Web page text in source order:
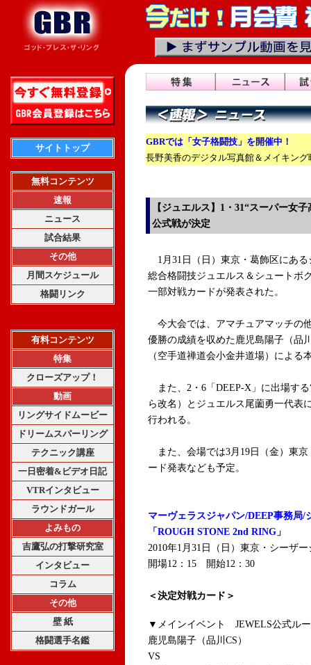
サイトトップ
無料コンテンツ
速報
ニュース
試合結果
その他
月間スケジュール
格闘リンク
有料コンテンツ
特集
クローズアップ！
動画
リングサイドムービー
ドリームスパーリング
テクニック講座
一日密着&ビデオ日記
VTRインタビュー
ラウンドガール
よみもの
吉鷹弘の打撃研究室
インタビュー
コラム
その他
壁 紙
格闘選手名鑑
GBRでは「女子格闘技」を開催中！
長野美香のデジタル写真館＆メイキン
【ジュエルス】1・31“スーパー女
公式戦が決定
1月31日（日）東京・葛飾区にあ
総合格闘技ジュエルス＆シュートボ
一部対戦カードが発表された。
今大会では、アマチュアマッチの
優勝の成績を収めた鹿児島陽子（品
（空手道禅道会小金井道場）による
また、2・6「DEEP-X」に出場する
ら改名）とジュエルス尾薗勇一代表
行われる。
また、会場では3月19日（金）東
ード発表なども予定。
マーヴェラスジャパン/DEEP事務局/
「ROUGH STONE 2nd RING」
2010年1月31日（日）東京・シーザ
開場12：15 開始12：30
＜決定対戦カード＞
▼メインイベント JEWELS公式ル
鹿児島陽子（品川CS）
VS